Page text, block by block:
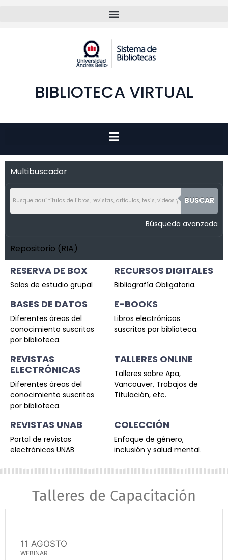
BIBLIOTECA VIRTUAL
Multibuscador
BUSCAR
Búsqueda avanzada
Repositorio (RIA)
RESERVA DE BOX
Salas de estudio grupal
RECURSOS DIGITALES
Bibliografía Obligatoria.
BASES DE DATOS
Diferentes áreas del
conocimiento suscritas
por biblioteca.
E-BOOKS
Libros electrónicos
suscritos por biblioteca.
REVISTAS
ELECTRÓNICAS
Diferentes áreas del
conocimiento suscritas
por biblioteca.
TALLERES ONLINE
Talleres sobre Apa,
Vancouver, Trabajos de
Titulación, etc.
REVISTAS UNAB
Portal de revistas
electrónicas UNAB
COLECCIÓN
Enfoque de género,
inclusión y salud mental.
Talleres de Capacitación
11 AGOSTO
WEBINAR